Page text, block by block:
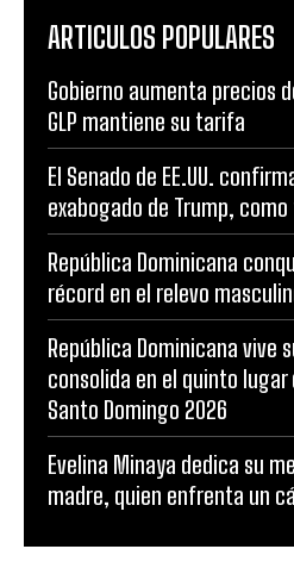
ARTICULOS POPULARES
Gobierno aumenta precios
GLP mantiene su tarifa
El Senado de EE.UU.
exabogado de Trump,
República Dominicana
récord en el relevo
República Dominicana vive
consolida en el quinto lugar
Santo Domingo 2026
Evelina Minaya dedica su
madre, quien enfrenta un